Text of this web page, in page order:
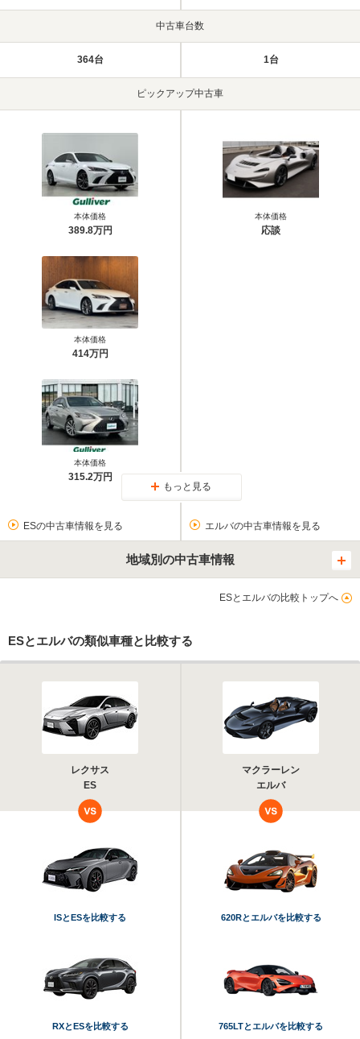
中古車台数
364台 1台
ピックアップ中古車
本体価格
389.8万円
本体価格
414万円
本体価格
315.2万円
本体価格
応談
もっと見る
ESの中古車情報を見る エルバの中古車情報を見る
地域別の中古車情報
ESとエルバの比較トップへ
ESとエルバの類似車種と比較する
レクサス
ES
マクラーレン
エルバ
ISとESを比較する
RXとESを比較する
620Rとエルバを比較する
765LTとエルバを比較する